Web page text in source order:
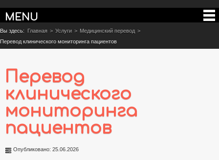
MENU
Вы здесь: Главная > Услуги > Медицинский перевод >
Перевод клинического мониторинга пациентов
Перевод
клинического
мониторинга
пациентов
Опубликовано: 25.06.2026